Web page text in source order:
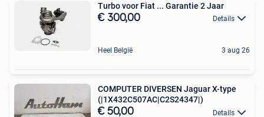
Turbo voor Fiat ... Garantie 2 Jaar
€ 300,00 Details
Heel België 3 aug 26
COMPUTER DIVERSEN Jaguar X-type
(|1X432C507AC|C2S24347|)
€ 50,00 Details